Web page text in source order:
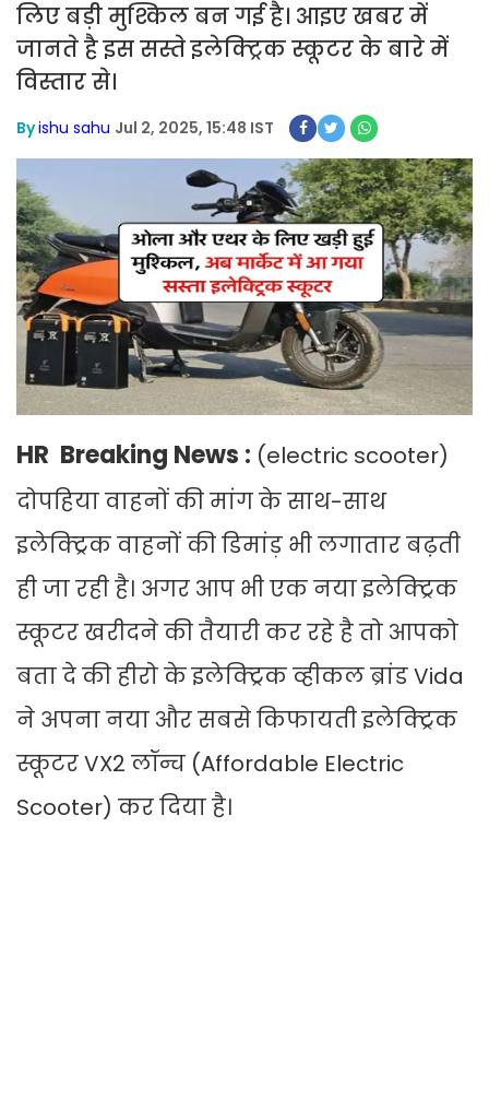
लिए बड़ी मुश्किल बन गई है। आइए खबर में
जानते है इस सस्ते इलेक्ट्रिक स्कूटर के बारे में
विस्तार से।
Byishu sahu Jul 2, 2025, 15:48 IST
HR Breaking News : (electric scooter)
दोपहिया वाहनों की मांग के साथ-साथ
इलेक्ट्रिक वाहनों की डिमांड़ भी लगातार बढ़ती
ही जा रही है। अगर आप भी एक नया इलेक्ट्रिक
स्कूटर खरीदने की तैयारी कर रहे है तो आपको
बता दे की हीरो के इलेक्ट्रिक व्हीकल ब्रांड Vida
ने अपना नया और सबसे किफायती इलेक्ट्रिक
स्कूटर VX2 लॉन्च (Affordable Electric
Scooter) कर दिया है।